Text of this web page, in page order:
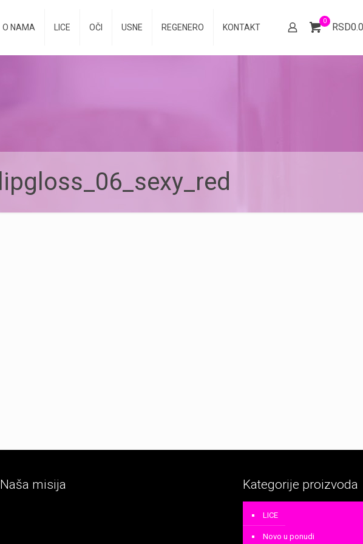
O NAMA LICE OČI USNE REGENERO KONTAKT
0
lipgloss_06_sexy_red
Naša misija Kategorije proizvoda
LICE
Novo u ponudi